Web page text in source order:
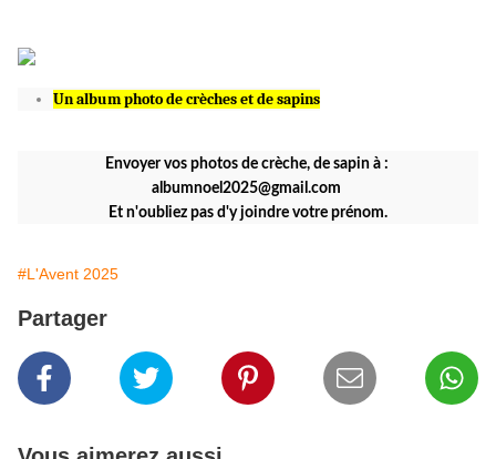
Un album photo de crèches et de sapins
Envoyer vos photos de crèche, de sapin à :
albumnoel2025@gmail.com
Et n'oubliez pas d'y joindre votre prénom.
#L'Avent 2025
Partager